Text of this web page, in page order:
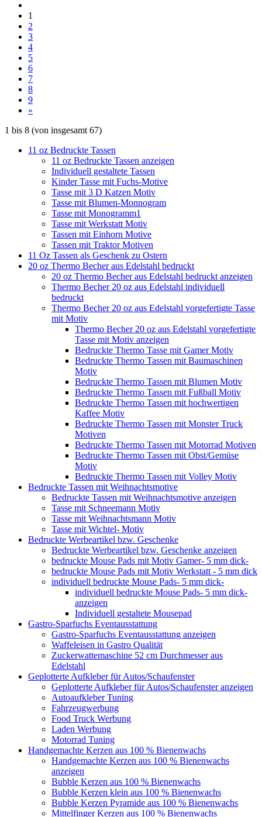
1
2
3
4
5
6
7
8
9
»
1 bis 8 (von insgesamt 67)
11 oz Bedruckte Tassen
11 oz Bedruckte Tassen anzeigen
Individuell gestaltete Tassen
Kinder Tasse mit Fuchs-Motive
Tasse mit 3 D Katzen Motiv
Tasse mit Blumen-Monnogram
Tasse mit Monogramm1
Tasse mit Werkstatt Motiv
Tassen mit Einhorn Motive
Tassen mit Traktor Motiven
11 Oz Tassen als Geschenk zu Ostern
20 oz Thermo Becher aus Edelstahl bedruckt
20 oz Thermo Becher aus Edelstahl bedruckt anzeigen
Thermo Becher 20 oz aus Edelstahl individuell
bedruckt
Thermo Becher 20 oz aus Edelstahl vorgefertigte Tasse
mit Motiv
Thermo Becher 20 oz aus Edelstahl vorgefertigte
Tasse mit Motiv anzeigen
Bedruckte Thermo Tasse mit Gamer Motiv
Bedruckte Thermo Tassen mit Baumaschinen
Motiv
Bedruckte Thermo Tassen mit Blumen Motiv
Bedruckte Thermo Tassen mit Fußball Motiv
Bedruckte Thermo Tassen mit hochwertigen
Kaffee Motiv
Bedruckte Thermo Tassen mit Monster Truck
Motiven
Bedruckte Thermo Tassen mit Motorrad Motiven
Bedruckte Thermo Tassen mit Obst/Gemüse
Motiv
Bedruckte Thermo Tassen mit Volley Motiv
Bedruckte Tassen mit Weihnachtsmotive
Bedruckte Tassen mit Weihnachtsmotive anzeigen
Tasse mit Schneemann Motiv
Tasse mit Weihnachtsmann Motiv
Tasse mit Wichtel- Motiv
Bedruckte Werbeartikel bzw. Geschenke
Bedruckte Werbeartikel bzw. Geschenke anzeigen
bedruckte Mouse Pads mit Motiv Gamer- 5 mm dick-
bedruckte Mouse Pads mit Motiv Werkstatt - 5 mm dick
individuell bedruckte Mouse Pads- 5 mm dick-
individuell bedruckte Mouse Pads- 5 mm dick-
anzeigen
Individuell gestaltete Mousepad
Gastro-Sparfuchs Eventausstattung
Gastro-Sparfuchs Eventausstattung anzeigen
Waffeleisen in Gastro Qualität
Zuckerwattemaschine 52 cm Durchmesser aus
Edelstahl
Geplotterte Aufkleber für Autos/Schaufenster
Geplotterte Aufkleber für Autos/Schaufenster anzeigen
Autoaufkleber Tuning
Fahrzeugwerbung
Food Truck Werbung
Laden Werbung
Motorrad Tuning
Handgemachte Kerzen aus 100 % Bienenwachs
Handgemachte Kerzen aus 100 % Bienenwachs
anzeigen
Bubble Kerzen aus 100 % Bienenwachs
Bubble Kerzen klein aus 100 % Bienenwachs
Bubble Kerzen Pyramide aus 100 % Bienenwachs
Mittelfinger Kerzen aus 100 % Bienenwachs